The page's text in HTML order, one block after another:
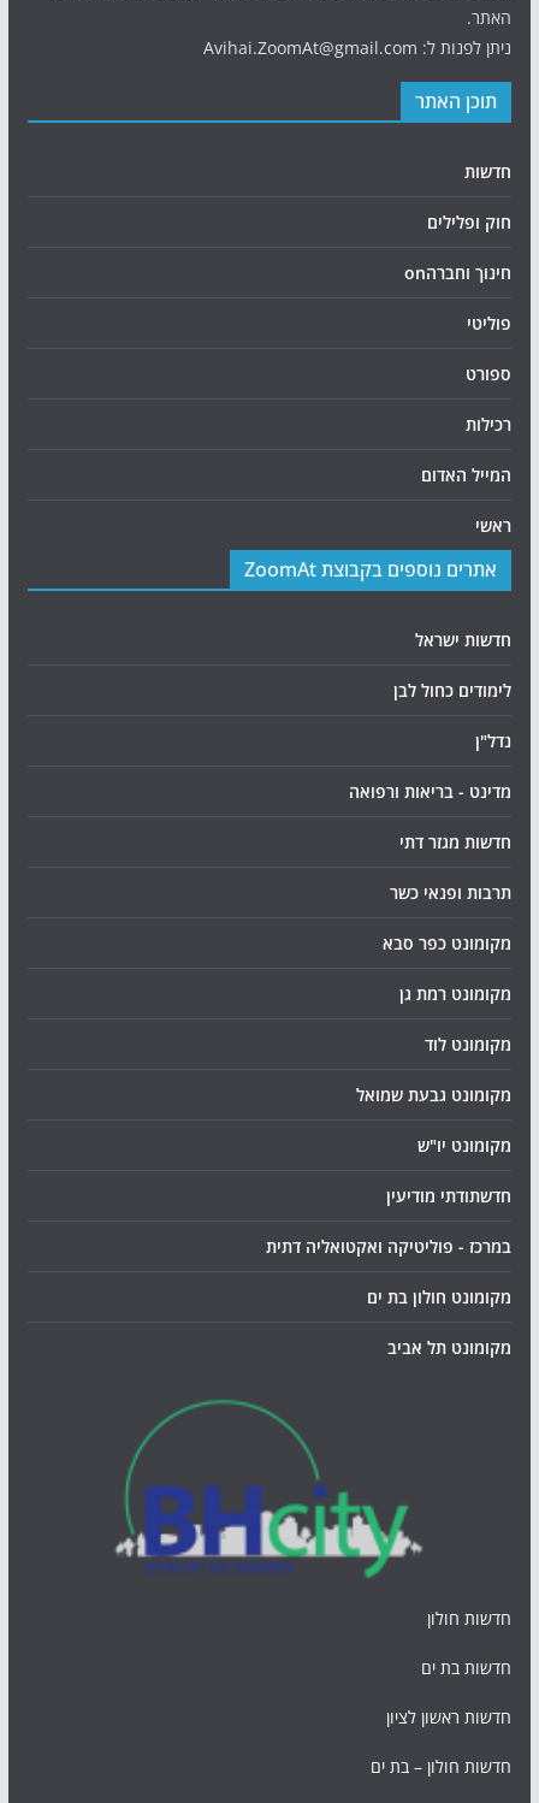
האתר.
ניתן לפנות ל: Avihai.ZoomAt@gmail.com
תוכן האתר
חדשות
חוק ופלילים
חינוך וחברהon
פוליטי
ספורט
רכילות
המייל האדום
ראשי
אתרים נוספים בקבוצת ZoomAt
חדשות ישראל
לימודים כחול לבן
נדל"ן
מדינט - בריאות ורפואה
חדשות מגזר דתי
תרבות ופנאי כשר
מקומונט כפר סבא
מקומונט רמת גן
מקומונט לוד
מקומונט גבעת שמואל
מקומונט יו"ש
חדשתודתי מודיעין
במרכז - פוליטיקה ואקטואליה דתית
מקומונט חולון בת ים
מקומונט תל אביב
חדשות חולון
חדשות בת ים
חדשות ראשון לציון
חדשות חולון – בת ים